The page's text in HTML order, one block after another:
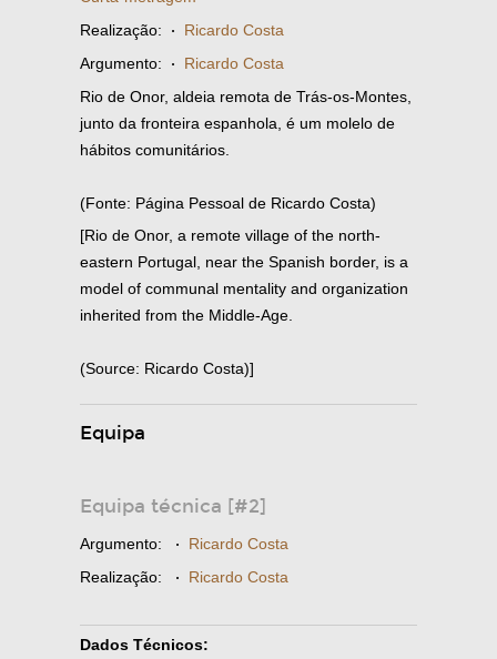
Realização: · Ricardo Costa
Argumento: · Ricardo Costa
Rio de Onor, aldeia remota de Trás-os-Montes,
junto da fronteira espanhola, é um molelo de
hábitos comunitários.
(Fonte: Página Pessoal de Ricardo Costa)
[Rio de Onor, a remote village of the north-
eastern Portugal, near the Spanish border, is a
model of communal mentality and organization
inherited from the Middle-Age.
(Source: Ricardo Costa)]
Equipa
Equipa técnica [#2]
Argumento: · Ricardo Costa
Realização: · Ricardo Costa
Dados Técnicos: